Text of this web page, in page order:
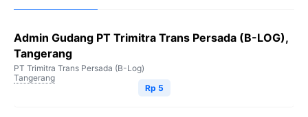
Admin Gudang PT Trimitra Trans Persada (B-LOG),
Tangerang
PT Trimitra Trans Persada (B-Log)
Tangerang
Rp 5